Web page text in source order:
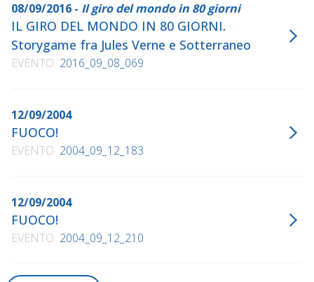
08/09/2016 - Il giro del mondo in 80 giorni
IL GIRO DEL MONDO IN 80 GIORNI.
Storygame fra Jules Verne e Sotterraneo
EVENTO 2016_09_08_069
12/09/2004
FUOCO!
EVENTO 2004_09_12_183
12/09/2004
FUOCO!
EVENTO 2004_09_12_210